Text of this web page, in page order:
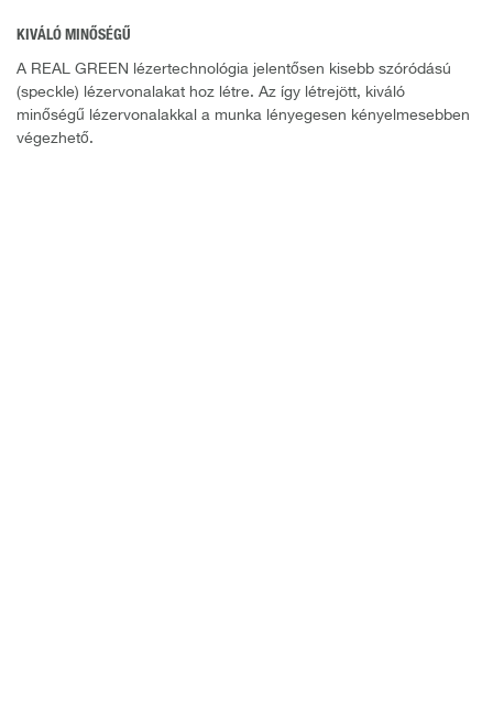
KIVÁLÓ MINŐSÉGŰ
A REAL GREEN lézertechnológia jelentősen kisebb szóródású
(speckle) lézervonalakat hoz létre. Az így létrejött, kiváló
minőségű lézervonalakkal a munka lényegesen kényelmesebben
végezhető.